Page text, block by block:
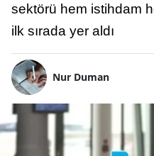
sektörü hem istihdam
ilk sırada yer aldı
Nur Duman